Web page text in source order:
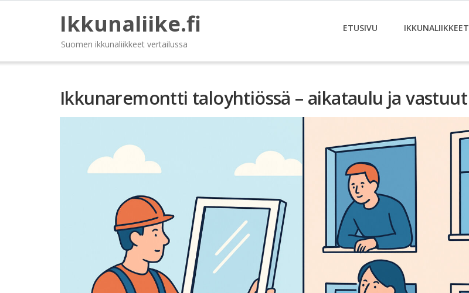
Ikkunaliike.fi
Suomen ikkunaliikkeet vertailussa
ETUSIVU IKKUNALIIKKEET
Ikkunaremontti taloyhtiössä – aikataulu ja vastuut